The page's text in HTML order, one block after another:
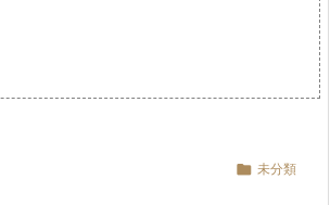
 未分類